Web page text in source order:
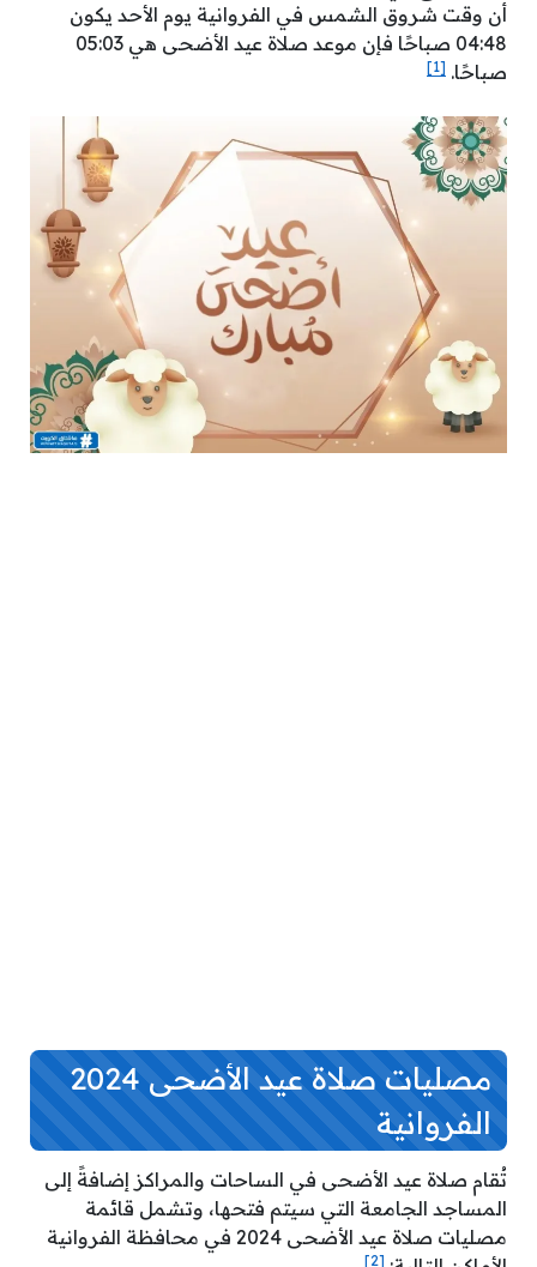
أن وقت شروق الشمس في الفروانية يوم الأحد يكون
04:48 صباحًا فإن موعد صلاة عيد الأضحى هي 05:03
صباحًا. [1]
مصليات صلاة عيد الأضحى 2024
الفروانية
تُقام صلاة عيد الأضحى في الساحات والمراكز إضافةً إلى
المساجد الجامعة التي سيتم فتحها، وتشمل قائمة
مصليات صلاة عيد الأضحى 2024 في محافظة الفروانية
[2]